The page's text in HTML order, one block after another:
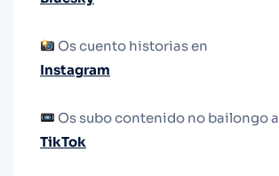
Os cuento historias en
Instagram
Os subo contenido no bailongo a
TikTok